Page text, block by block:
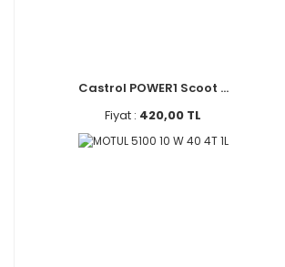
Castrol POWER1 Scoot ...
Fiyat : 420,00 TL